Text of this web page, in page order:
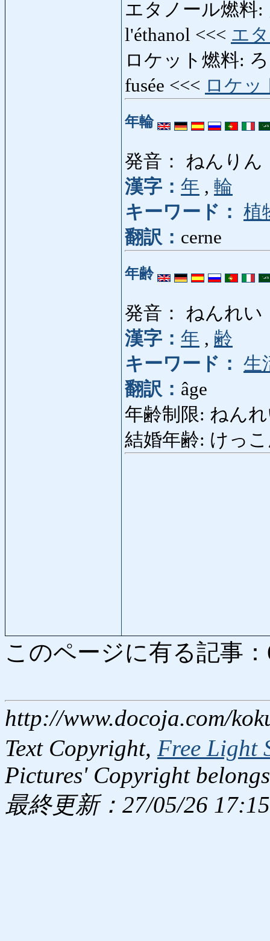
エタノール燃料:
l'éthanol <<< エ
ロケット燃料:
fusée <<< ロケッ
年輪
発音： ねんりん
漢字： 年 , 輪
キーワード： 植
翻訳： cerne
年齢
発音： ねんれい
漢字： 年 , 齢
キーワード： 生
翻訳： âge
年齢制限: ねん
結婚年齢: けっ
このページに有る記事
http://www.docoja.com/
Text Copyright, Free Light
Pictures' Copyright
最終更新：27/05/26 17:15